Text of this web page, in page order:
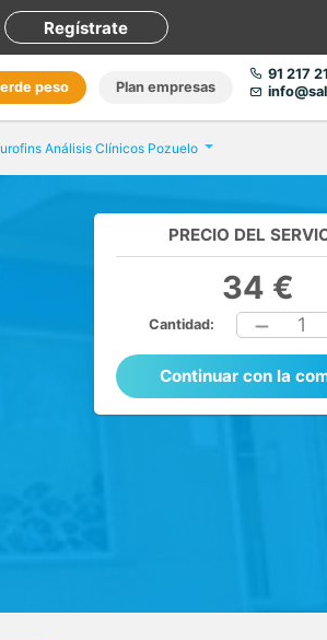
Regístrate
peso Plan empresas
91 217
Análisis Clínicos Pozuelo
PRECIO DEL
34 €
Cantidad: 1
Continuar con la